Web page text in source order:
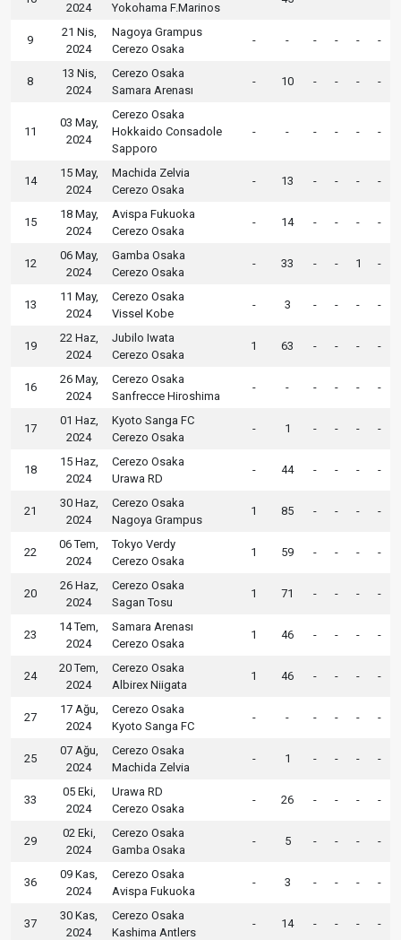
2024 Yokohama F.Marinos
9
21 Nis,
2024
Nagoya Grampus
Cerezo Osaka
- - - - - -
8
13 Nis,
2024
Cerezo Osaka
Samara Arenası
- 10 - - - -
11
03 May,
2024
Cerezo Osaka
Hokkaido Consadole
Sapporo
- - - - - -
14
15 May,
2024
Machida Zelvia
Cerezo Osaka
- 13 - - - -
15
18 May,
2024
Avispa Fukuoka
Cerezo Osaka
- 14 - - - -
12
06 May,
2024
Gamba Osaka
Cerezo Osaka
- 33 - - 1 -
13
11 May,
2024
Cerezo Osaka
Vissel Kobe
- 3 - - - -
19
22 Haz,
2024
Jubilo Iwata
Cerezo Osaka
1 63 - - - -
16
26 May,
2024
Cerezo Osaka
Sanfrecce Hiroshima
- - - - - -
17
01 Haz,
2024
Kyoto Sanga FC
Cerezo Osaka
- 1 - - - -
18
15 Haz,
2024
Cerezo Osaka
Urawa RD
- 44 - - - -
21
30 Haz,
2024
Cerezo Osaka
Nagoya Grampus
1 85 - - - -
22
06 Tem,
2024
Tokyo Verdy
Cerezo Osaka
1 59 - - - -
20
26 Haz,
2024
Cerezo Osaka
Sagan Tosu
1 71 - - - -
23
14 Tem,
2024
Samara Arenası
Cerezo Osaka
1 46 - - - -
24
20 Tem,
2024
Cerezo Osaka
Albirex Niigata
1 46 - - - -
27
17 Ağu,
2024
Cerezo Osaka
Kyoto Sanga FC
- - - - - -
25
07 Ağu,
2024
Cerezo Osaka
Machida Zelvia
- 1 - - - -
33
05 Eki,
2024
Urawa RD
Cerezo Osaka
- 26 - - - -
29
02 Eki,
2024
Cerezo Osaka
Gamba Osaka
- 5 - - - -
36
09 Kas,
2024
Cerezo Osaka
Avispa Fukuoka
- 3 - - - -
37
30 Kas,
2024
Cerezo Osaka
Kashima Antlers
- 14 - - - -